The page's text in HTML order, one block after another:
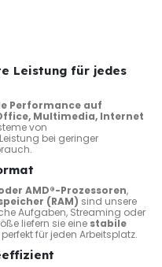
Leistung für jedes
Performance auf
Multimedia, Internet
von
bei geringer
AMD®-Prozessoren,
(RAM) sind unsere
Aufgaben, Streaming oder
liefern sie eine stabile
perfekt für jeden Arbeitsplatz.